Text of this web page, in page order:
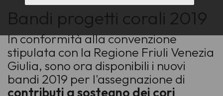
Bandi progetti corali 2019
In conformità alla convenzione
stipulata con la Regione Friuli Venezia
Giulia, sono ora disponibili i nuovi
bandi 2019 per l'assegnazione di
contributi a sostegno dei cori